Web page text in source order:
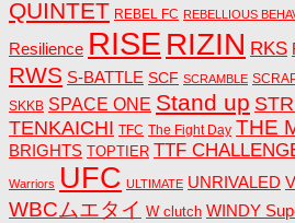
QUINTET REBEL FC REBELLIOUS
Resilience RISE RIZIN RKS
RWS S-BATTLE SCF SCRAMBLE
SKKB SPACE ONE Stand up
TENKAICHI TFC The Fight Day THE
BRIGHTS TOPTIER TTF
Warriors UFC ULTIMATE UNRIVALED
WBCムエタイ W clutch WINDY